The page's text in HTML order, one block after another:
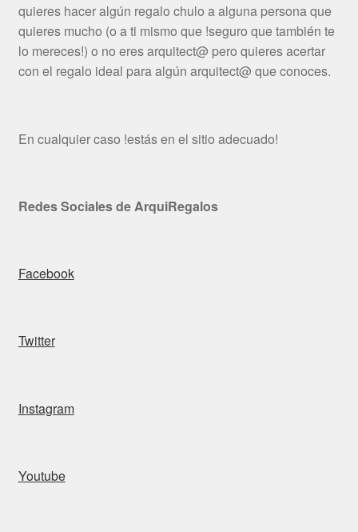
quieres hacer algún regalo chulo a alguna persona que
quieres mucho (o a ti mismo que !seguro que también te
lo mereces!) o no eres arquitect@ pero quieres acertar
con el regalo ideal para algún arquitect@ que conoces.
En cualquier caso !estás en el sitio adecuado!
Redes Sociales de ArquiRegalos
Facebook
Twitter
Instagram
Youtube